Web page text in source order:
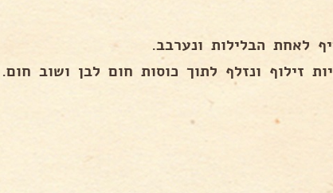
לאחת הבלילות ונערבב.
זילוף ונזלף לתוך כוסות חום לבן ושוב חום.